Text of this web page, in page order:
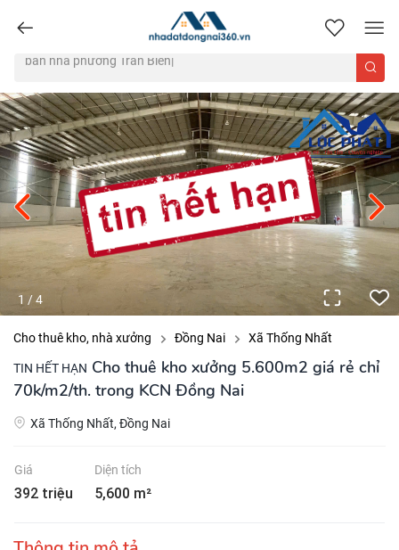
nhadatdongnai360.vn
1 /4
Cho thuê kho, nhà xưởng Đồng Nai Xã Thống Nhất
TIN HẾT HẠN Cho thuê kho xưởng 5.600m2 giá rẻ chỉ
70k/m2/th. trong KCN Đồng Nai
Xã Thống Nhất, Đồng Nai
Giá
392 triệu
Diện tích
5,600 m²